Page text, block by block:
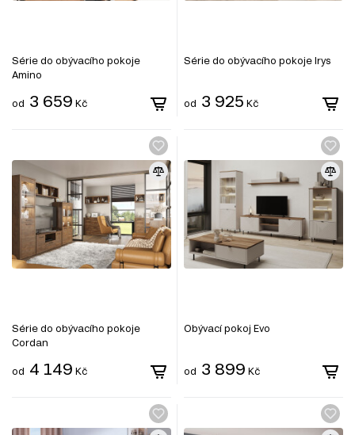
Série do obývacího pokoje
Amino
od 3 659 Kč
Série do obývacího pokoje Irys
od 3 925 Kč
Série do obývacího pokoje
Cordan
od 4 149 Kč
Obývací pokoj Evo
od 3 899 Kč